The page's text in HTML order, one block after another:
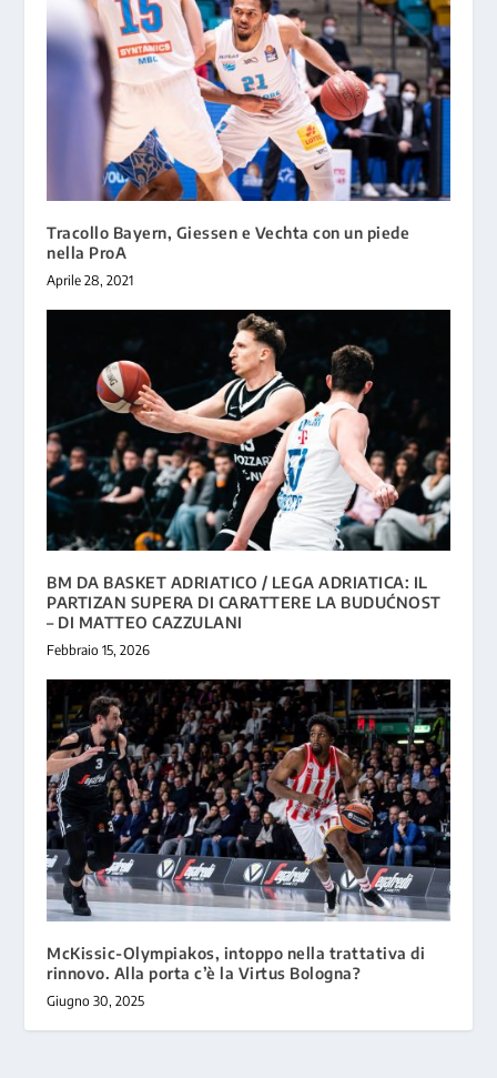
Tracollo Bayern, Giessen e Vechta con un piede
nella ProA
Aprile 28, 2021
BM DA BASKET ADRIATICO / LEGA ADRIATICA: IL
PARTIZAN SUPERA DI CARATTERE LA BUDUĆNOST
– DI MATTEO CAZZULANI
Febbraio 15, 2026
McKissic-Olympiakos, intoppo nella trattativa di
rinnovo. Alla porta c’è la Virtus Bologna?
Giugno 30, 2025